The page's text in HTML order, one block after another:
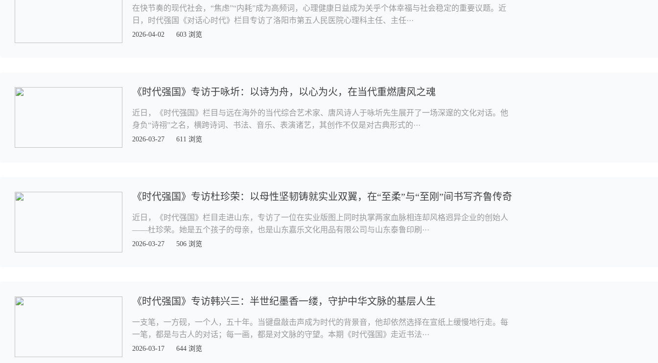
在快节奏的现代社会，“焦虑”“内耗”成为高频词，心理健康日益成为关乎个体幸福与社会稳定的重要议题。近
日，时代强国《对话心时代》栏目专访了洛阳市第五人民医院心理科主任、主任···
2026-04-02 603 浏览
《时代强国》专访于咏圻：以诗为舟，以心为火，在当代重燃唐风之魂
近日，《时代强国》栏目与远在海外的当代综合艺术家、唐风诗人于咏圻先生展开了一场深邃的文化对话。他
身负“诗祤”之名，横跨诗词、书法、音乐、表演诸艺，其创作不仅是对古典形式的···
2026-03-27 611 浏览
《时代强国》专访杜珍荣：以母性坚韧铸就实业双翼，在“至柔”与“至刚”间书写齐鲁传奇
近日，《时代强国》栏目走进山东，专访了一位在实业版图上同时执掌两家血脉相连却风格迥异企业的创始人
——杜珍荣。她是五个孩子的母亲，也是山东嘉乐文化用品有限公司与山东泰鲁印刷···
2026-03-27 506 浏览
《时代强国》专访韩兴三：半世纪墨香一缕，守护中华文脉的基层人生
一支笔，一方砚，一个人，五十年。当键盘敲击声成为时代的背景音，他却依然选择在宣纸上缓慢地行走。每
一笔，都是与古人的对话；每一画，都是对文脉的守望。本期《时代强国》走近书法···
2026-03-17 644 浏览